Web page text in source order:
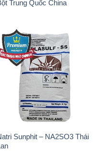
Natri Sunphit – NA2SO3 Thái